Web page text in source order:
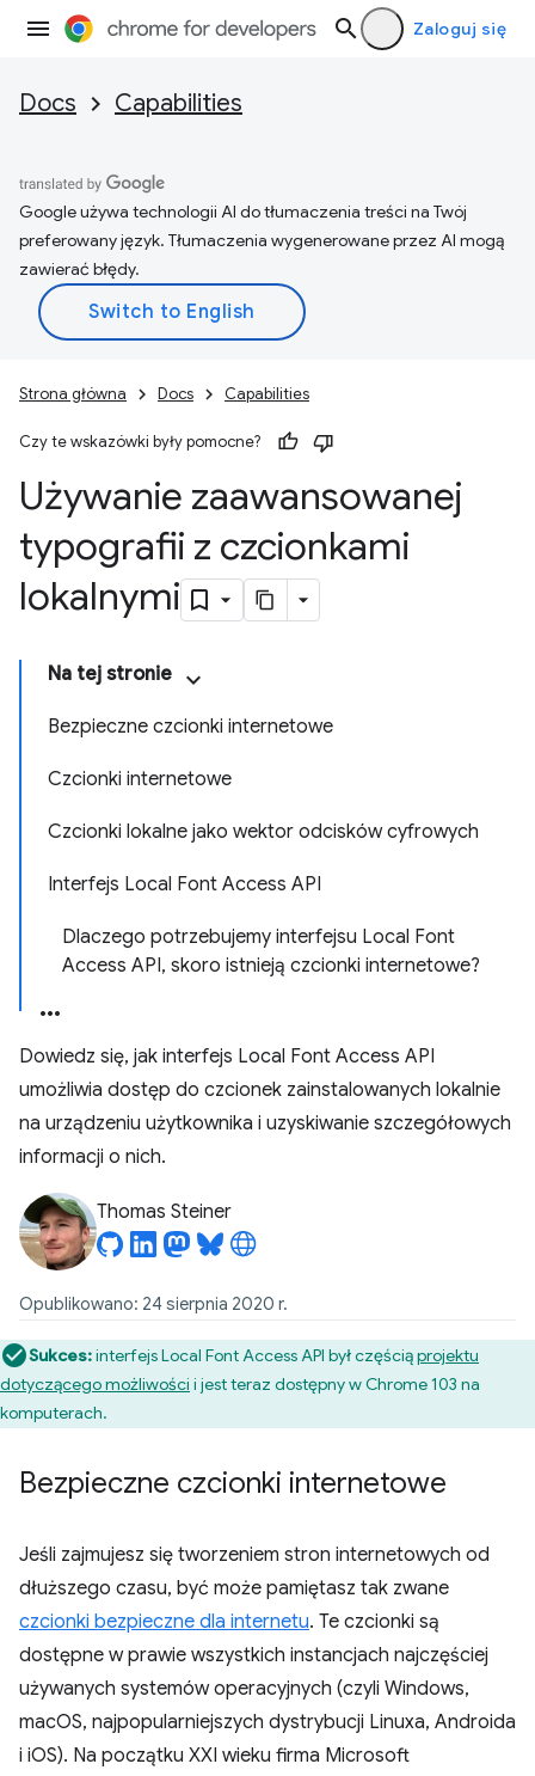
Zaloguj się
Docs Capabilities
Google używa technologii AI do tłumaczenia treści na Twój
preferowany język. Tłumaczenia wygenerowane przez AI mogą
zawierać błędy.
Strona główna Docs Capabilities
Czy te wskazówki były pomocne?
Używanie zaawansowanej
typografii z czcionkami
lokalnymi
Na tej stronie
Bezpieczne czcionki internetowe
Czcionki internetowe
Czcionki lokalne jako wektor odcisków cyfrowych
Interfejs Local Font Access API
Dlaczego potrzebujemy interfejsu Local Font
Access API, skoro istnieją czcionki internetowe?
Dowiedz się, jak interfejs Local Font Access API
umożliwia dostęp do czcionek zainstalowanych lokalnie
na urządzeniu użytkownika i uzyskiwanie szczegółowych
informacji o nich.
Thomas Steiner
Opublikowano: 24 sierpnia 2020 r.
Sukces:interfejs Local Font Access API był częściąprojektu
dotyczącego możliwości i jest teraz dostępny w Chrome 103 na
komputerach.
Bezpieczne czcionki internetowe
Jeśli zajmujesz się tworzeniem stron internetowych od
dłuższego czasu, być może pamiętasz tak zwane
czcionki bezpieczne dla internetu. Te czcionki są
dostępne w prawie wszystkich instancjach najczęściej
używanych systemów operacyjnych (czyli Windows,
macOS, najpopularniejszych dystrybucji Linuxa, Androida
i iOS). Na początku XXI wieku firma Microsoft